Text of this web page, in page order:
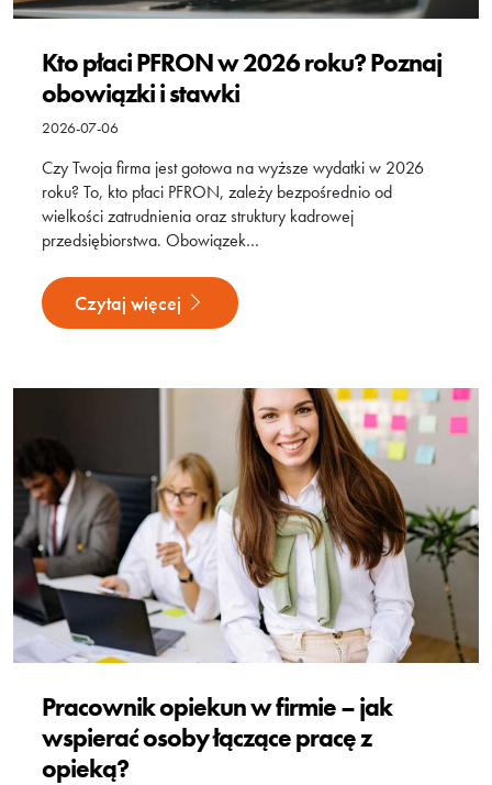
Kto płaci PFRON w 2026 roku? Poznaj
obowiązki i stawki
2026-07-06
Czy Twoja firma jest gotowa na wyższe wydatki w 2026
roku? To, kto płaci PFRON, zależy bezpośrednio od
wielkości zatrudnienia oraz struktury kadrowej
przedsiębiorstwa. Obowiązek…
Czytaj więcej
Pracownik opiekun w firmie – jak
wspierać osoby łączące pracę z
opieką?